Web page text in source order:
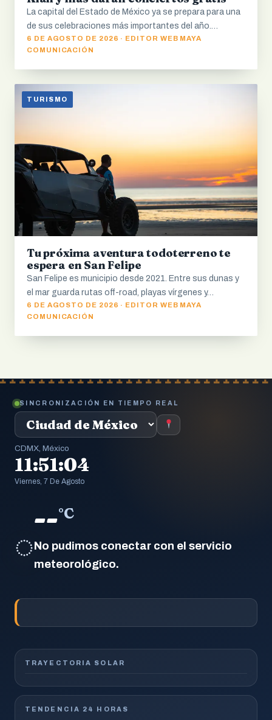
La capital del Estado de México ya se prepara para una
de sus celebraciones más importantes del año.…
6 DE AGOSTO DE 2026 · EDITOR WEB MAYA
COMUNICACIÓN
TURISMO
Tu próxima aventura todoterreno te
espera en San Felipe
San Felipe es municipio desde 2021. Entre sus dunas y
el mar guarda rutas off-road, playas vírgenes y…
6 DE AGOSTO DE 2026 · EDITOR WEB MAYA
COMUNICACIÓN
SINCRONIZACIÓN EN TIEMPO REAL
CDMX, México
11:51:05
Viernes, 7 De Agosto
◌
--°C
No pudimos conectar con el servicio
meteorológico.
TRAYECTORIA SOLAR
TENDENCIA 24 HORAS